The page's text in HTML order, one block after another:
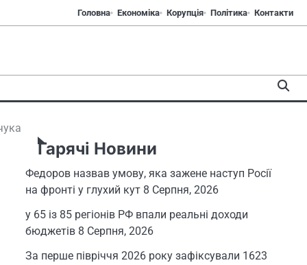
Головна Економіка Корупція Політика Контакти
Гарячі Новини
Федоров назвав умову, яка зажене наступ Росії
на фронті у глухий кут 8 Серпня, 2026
у 65 із 85 регіонів РФ впали реальні доходи
бюджетів 8 Серпня, 2026
За перше півріччя 2026 року зафіксували 1623